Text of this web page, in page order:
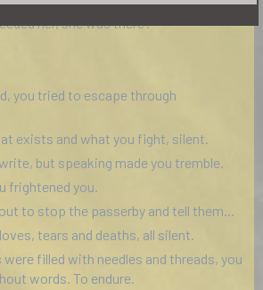
her, she was there?
you tried to escape through
exists and what you fight, silent.
but speaking made you tremble.
frightened you.
to stop the passerby and tell them...
tears and deaths, all silent.
were filled with needles and threads, you
words. To endure.